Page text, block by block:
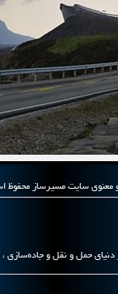
حمل و نقل و جاده‌سازی ،